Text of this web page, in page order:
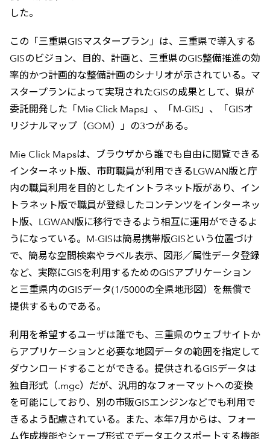
した。
この「三重県GISマスタープラン」は、三重県で導入する
GISのビジョン、目的、計画と、三重県のGIS整備推進の効
率的かつ計画的な整備計画のシナリオが示されている。マ
スタープランによって実現されたGISの成果として、県が
委託開発した「Mie Click Maps」、「M-GIS」、「GISオ
リジナルマップ（GOM）」の3つがある。
Mie Click Mapsは、ブラウザから誰でも自由に閲覧できる
インターネット版、市町職員が利用できるLGWAN版と庁
内の職員利用を目的としたイントラネット版があり、イン
トラネット版で職員が登録したコンテンツをインターネッ
ト版、LGWAN版に移行できるよう相互に運用ができるよ
うになっている。M-GISは簡易携帯版GISという位置づけ
で、簡易な空間検索やラベル表示、図形／属性データ登録
など、実際にGISを利用するためのGISアプリケーション
と三重県内のGISデータ(1/5000の全県地形図）を無償で
提供するものである。
利用を希望するユーザは誰でも、三重県のウェブサイトか
らアプリケーションと必要な地図データの範囲を指定して
ダウンロードすることができる。提供されるGISデータは
独自形式（.mgc）だが、汎用的なフォーマットへの変換
を可能にしており、別の市販GISエンジンなどでも利用で
きるよう配慮されている。また、本年7月からは、フォー
ム作成機能やシェープ形式でデータエクスポー卜する機能